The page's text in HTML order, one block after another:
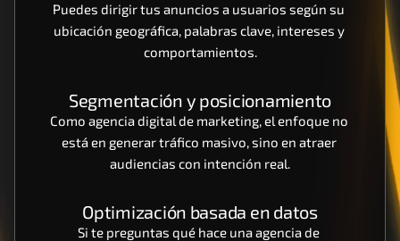
Puedes dirigir tus anuncios a usuarios según su
ubicación geográfica, palabras clave, intereses y
comportamientos.
Segmentación y posicionamiento
Como agencia digital de marketing, el enfoque no
está en generar tráfico masivo, sino en atraer
audiencias con intención real.
Optimización basada en datos
Si te preguntas qué hace una agencia de